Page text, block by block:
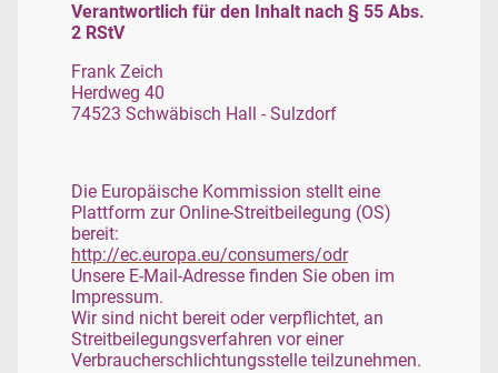
Verantwortlich für den Inhalt nach § 55 Abs.
2 RStV
Frank Zeich
Herdweg 40
74523 Schwäbisch Hall - Sulzdorf
Die Europäische Kommission stellt eine
Plattform zur Online-Streitbeilegung (OS)
bereit:
http://ec.europa.eu/consumers/odr
Unsere E-Mail-Adresse finden Sie oben im
Impressum.
Wir sind nicht bereit oder verpflichtet, an
Streitbeilegungsverfahren vor einer
Verbraucherschlichtungsstelle teilzunehmen.